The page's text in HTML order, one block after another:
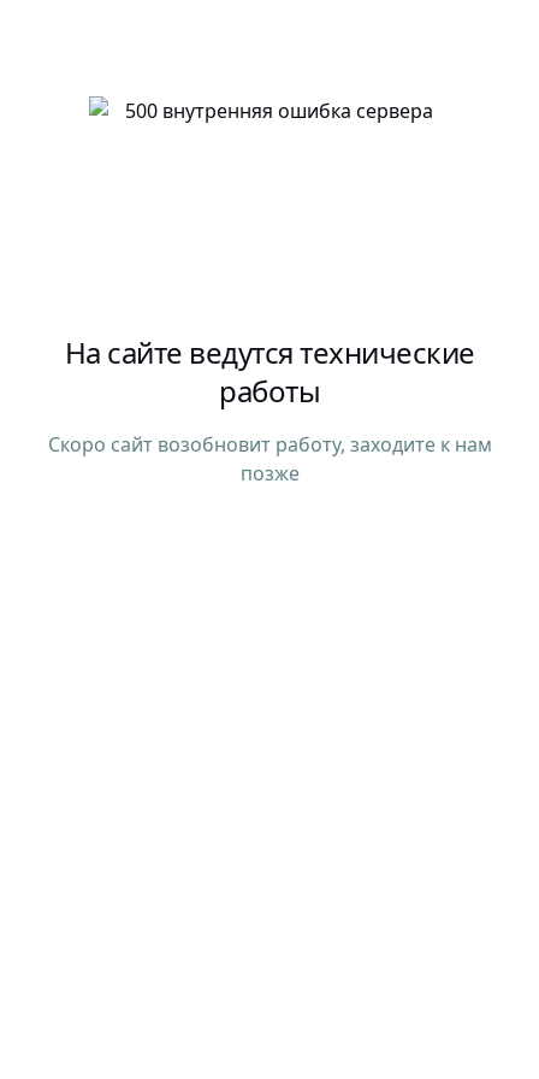
На сайте ведутся технические
работы
Скоро сайт возобновит работу, заходите к нам
позже